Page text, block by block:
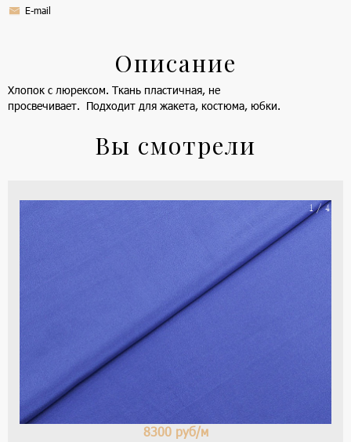
E-mail
Описание
Хлопок с люрексом. Ткань пластичная, не
просвечивает. Подходит для жакета, костюма, юбки.
Вы смотрели
1 / 4
8300 руб/м